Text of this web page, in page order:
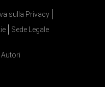
sulla Privacy
Sede Legale
Autori